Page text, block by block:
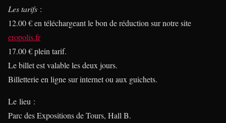
Les tarifs :
12.00 € en téléchargeant le bon de réduction sur notre site
eropolis.fr
17.00 € plein tarif.
Le billet est valable les deux jours.
Billetterie en ligne sur internet ou aux guichets.
Le lieu :
Parc des Expositions de Tours, Hall B.